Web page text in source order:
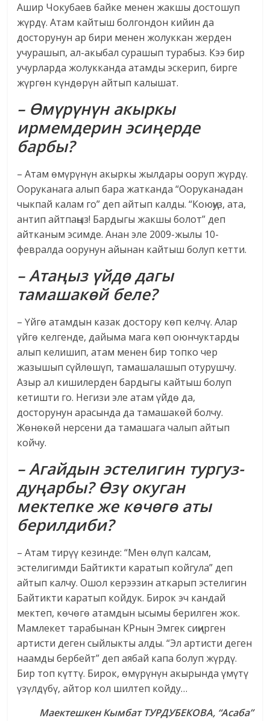
Ашир Чокубаев байке менен жакшы достошуп
жүрдү. Атам кайтыш болгондон кийин да
досторунун ар бири менен жолуккан жерден
учурашып, ал-акыбал сурашып турабыз. Кээ бир
учурларда жолукканда атамды эскерип, бирге
жүргөн күндөрүн айтып калышат.
– Өмүрүнүн акыркы
ирмемдерин эсиңерде
барбы?
– Атам өмүрүнүн акыркы жылдары ооруп жүрдү.
Ооруканага алып бара жатканда “Ооруканадан
чыкпай калам го” деп айтып калды. “Коюңуз, ата,
антип айтпаңыз! Бардыгы жакшы болот” деп
айтканым эсимде. Анан эле 2009-жылы 10-
февралда оорунун айынан кайтыш болуп кетти.
– Атаңыз үйдө дагы
тамашакөй беле?
– Үйгө атамдын казак достору көп келчү. Алар
үйгө келгенде, дайыма мага көп оюнчуктарды
алып келишип, атам менен бир топко чер
жазышып сүйлөшүп, тамашалашып отурушчу.
Азыр ал кишилерден бардыгы кайтыш болуп
кетишти го. Негизи эле атам үйдө да,
досторунун арасында да тамашакөй болчу.
Жөнөкөй нерсени да тамашага чалып айтып
койчу.
– Агайдын эстелигин тургуз­
дуңарбы? Өзү окуган
мектепке же көчөгө аты
берилдиби?
– Атам тирүү кезинде: “Мен өлүп калсам,
эстелигимди Байтикти каратып койгула” деп
айтып калчу. Ошол керээзин аткарып эстелигин
Байтикти каратып койдук. Бирок эч кандай
мектеп, көчөгө атамдын ысымы берилген жок.
Мамлекет тарабынан КРнын Эмгек сиңирген
артисти деген сыйлыкты алды. “Эл артисти деген
наамды бербейт” деп аябай капа болуп жүрдү.
Бир топ күттү. Бирок, өмүрүнүн акырында үмүтү
үзүлдүбү, айтор кол шилтеп койду…
Маектешкен Кымбат ТУРДУБЕКОВА, “Асаба”